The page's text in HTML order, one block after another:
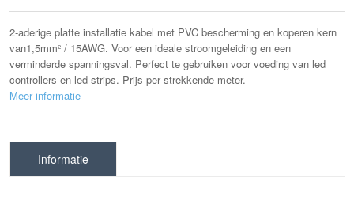
2-aderige platte installatie kabel met PVC bescherming en koperen kern
van1,5mm² / 15AWG. Voor een ideale stroomgeleiding en een
verminderde spanningsval. Perfect te gebruiken voor voeding van led
controllers en led strips. Prijs per strekkende meter.
Meer informatie
Informatie